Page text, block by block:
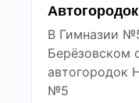
В Гимназии
Берёзовском
автогородок
№5